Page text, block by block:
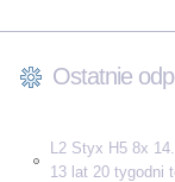
Ostatnie
L2 Styx H5 8x
13 lat 20 tygodni